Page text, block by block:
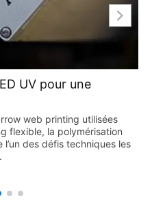
une
utilisées
polymérisation
techniques les
secteurs
et à sa